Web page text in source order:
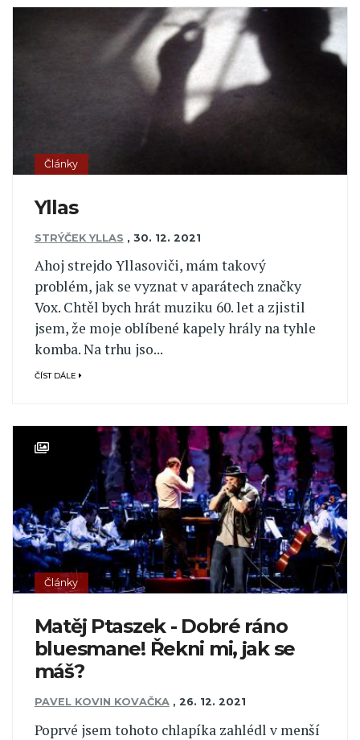
Články
Yllas
STRÝČEK YLLAS , 30. 12. 2021
Ahoj strejdo Yllasoviči, mám takový
problém, jak se vyznat v aparátech značky
Vox. Chtěl bych hrát muziku 60. let a zjistil
jsem, že moje oblíbené kapely hrály na tyhle
komba. Na trhu jso...
ČÍST DÁLE
Články
Matěj Ptaszek - Dobré ráno
bluesmane! Řekni mi, jak se
máš?
PAVEL KOVIN KOVAČKA , 26. 12. 2021
Poprvé jsem tohoto chlapíka zahlédl v menší